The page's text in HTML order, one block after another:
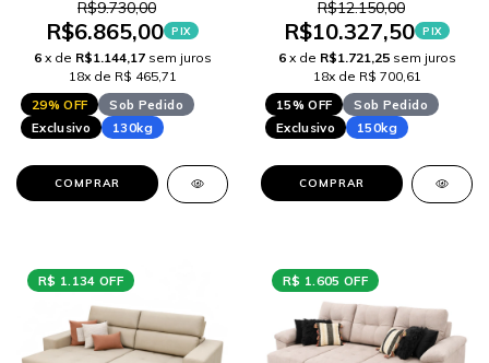
R$9.730,00
R$6.865,00 PIX
6 x de R$1.144,17 sem juros
18x de R$ 465,71
29% OFF
Sob Pedido
Exclusivo
130kg
COMPRAR
R$12.150,00
R$10.327,50 PIX
6 x de R$1.721,25 sem juros
18x de R$ 700,61
15% OFF
Sob Pedido
Exclusivo
150kg
COMPRAR
R$ 1.134 OFF R$ 1.605 OFF